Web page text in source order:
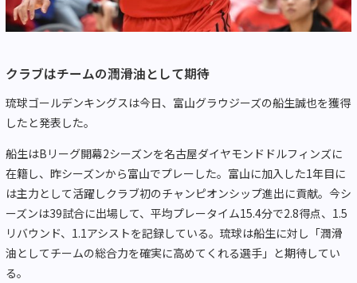
クラブはチームの潤滑油として期待
琉球ゴールデンキングスは今日、富山グラウジーズの船生誠也を獲得
したと発表した。
船生はBリーグ開幕2シーズンを名古屋ダイヤモンドドルフィンズに
在籍し、昨シーズンから富山でプレーした。富山に加入した1年目に
は主力として活躍しクラブ初のチャンピオンシップ進出に貢献。今シ
ーズンは39試合に出場して、平均プレータイム15.4分で2.8得点、1.5
リバウンド、1.1アシストを記録している。琉球は船生に対し「潤滑
油としてチームの総合力を確実に高めてくれる選手」と期待してい
る。